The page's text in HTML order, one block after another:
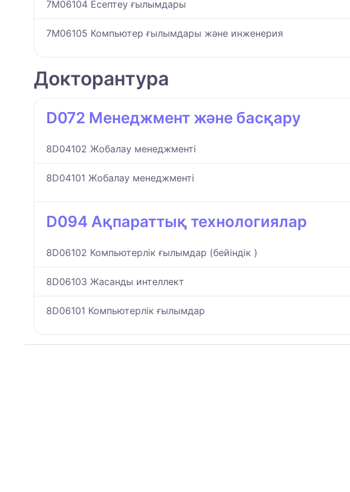
7M06104 Есептеу ғылымдары
7M06105 Компьютер ғылымдары және инженерия
Докторантура
D072 Менеджмент және басқару
8D04102 Жобалау менеджменті
8D04101 Жобалау менеджменті
D094 Ақпараттық технологиялар
8D06102 Компьютерлік ғылымдар (бейіндік )
8D06103 Жасанды интеллект
8D06101 Компьютерлік ғылымдар